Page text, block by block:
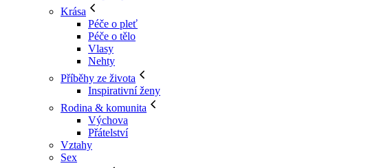
Krása
Péče o pleť
Péče o tělo
Vlasy
Nehty
Příběhy ze života
Inspirativní ženy
Rodina & komunita
Výchova
Přátelství
Vztahy
Sex